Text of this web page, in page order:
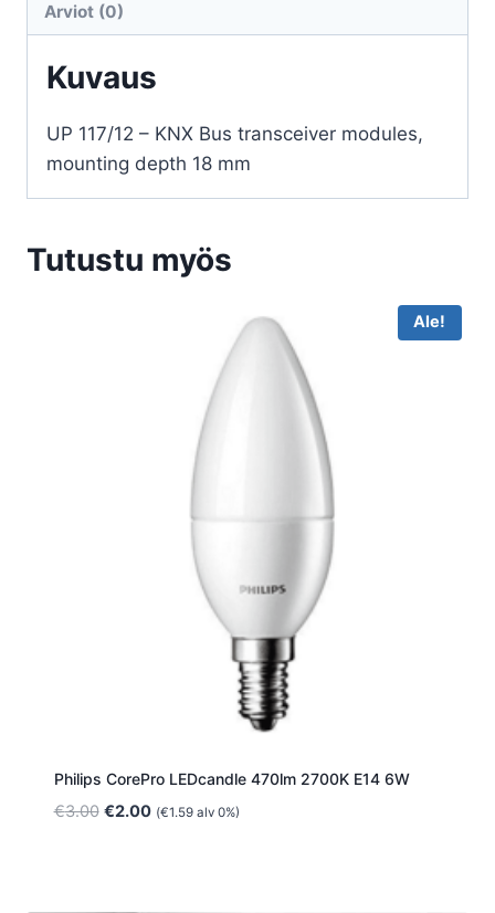
Arviot (0)
Kuvaus
UP 117/12 – KNX Bus transceiver modules,
mounting depth 18 mm
Tutustu myös
Ale!
Philips CorePro LEDcandle 470lm 2700K E14 6W
€3.00 Alkuperäinen
€2.00Nykyinen
(€1.59alv 0%)